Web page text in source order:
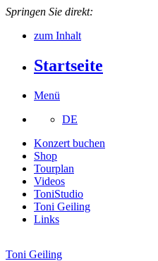
Springen Sie direkt:
zum Inhalt
Startseite
Menü
DE
Konzert buchen
Shop
Tourplan
Videos
ToniStudio
Toni Geiling
Links
Toni Geiling